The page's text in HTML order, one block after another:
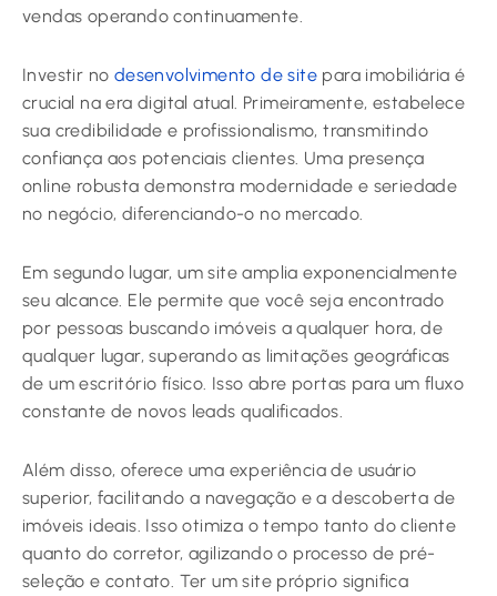
vendas operando continuamente.
Investir no desenvolvimento de site para imobiliária é
crucial na era digital atual. Primeiramente, estabelece
sua credibilidade e profissionalismo, transmitindo
confiança aos potenciais clientes. Uma presença
online robusta demonstra modernidade e seriedade
no negócio, diferenciando-o no mercado.
Em segundo lugar, um site amplia exponencialmente
seu alcance. Ele permite que você seja encontrado
por pessoas buscando imóveis a qualquer hora, de
qualquer lugar, superando as limitações geográficas
de um escritório físico. Isso abre portas para um fluxo
constante de novos leads qualificados.
Além disso, oferece uma experiência de usuário
superior, facilitando a navegação e a descoberta de
imóveis ideais. Isso otimiza o tempo tanto do cliente
quanto do corretor, agilizando o processo de pré-
seleção e contato. Ter um site próprio significa